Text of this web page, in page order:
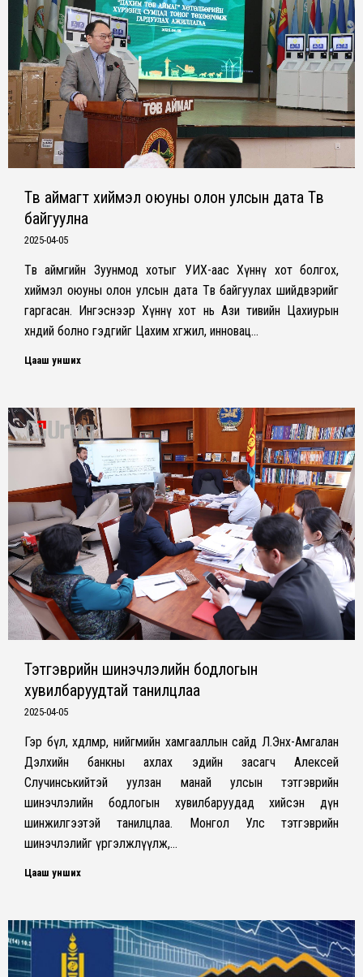
Төв аймагт хиймэл оюуны олон улсын дата Төв
байгуулна
2025-04-05
Төв аймгийн Зуунмод хотыг УИХ-аас Хүннү хот болгох,
хиймэл оюуны олон улсын дата Төв байгуулах шийдвэрийг
гаргасан. Ингэснээр Хүннү хот нь Ази тивийн Цахиурын
хөндий болно гэдгийг Цахим хөгжил, инновац…
Цааш унших
Тэтгэврийн шинэчлэлийн бодлогын
хувилбаруудтай танилцлаа
2025-04-05
Гэр бүл, хөдөлмөр, нийгмийн хамгааллын сайд Л.Энх-Амгалан
Дэлхийн банкны ахлах эдийн засагч Алексей
Случинськийтэй уулзан манай улсын тэтгэврийн
шинэчлэлийн бодлогын хувилбаруудад хийсэн дүн
шинжилгээтэй танилцлаа. Монгол Улс тэтгэврийн
шинэчлэлийг үргэлжлүүлж,…
Цааш унших